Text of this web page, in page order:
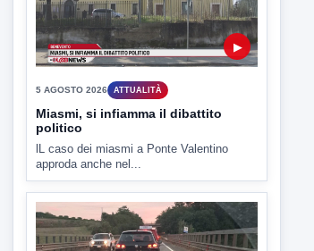
L'assemblea dei lavoratori Hanon questa
mattina a Contrada Olivola. Decisa...
5 AGOSTO 2026 ATTUALITÀ
Miasmi, si infiamma il dibattito
politico